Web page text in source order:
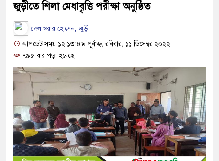
জুড়ীতে শিলা মেধাবৃত্তি পরীক্ষা অনুষ্ঠিত
দেলাওয়ার হোসেন, জুড়ী
আপডেট সময় ১২:১৩:৪৯ পূর্বাহ্ন, রবিবার, ১১ ডিসেম্বর ২০২২
৭৯৫ বার পড়া হয়েছে